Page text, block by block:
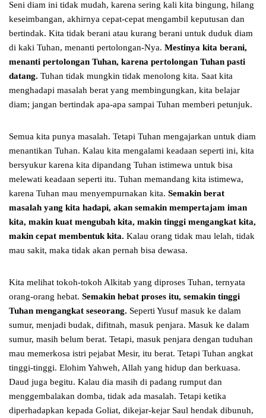
Seni diam ini tidak mudah, karena sering kali kita bingung, hilang
keseimbangan, akhirnya cepat-cepat mengambil keputusan dan
bertindak. Kita tidak berani atau kurang berani untuk duduk diam
di kaki Tuhan, menanti pertolongan-Nya. Mestinya kita berani,
menanti pertolongan Tuhan, karena pertolongan Tuhan pasti
datang. Tuhan tidak mungkin tidak menolong kita. Saat kita
menghadapi masalah berat yang membingungkan, kita belajar
diam; jangan bertindak apa-apa sampai Tuhan memberi petunjuk.
Semua kita punya masalah. Tetapi Tuhan mengajarkan untuk diam
menantikan Tuhan. Kalau kita mengalami keadaan seperti ini, kita
bersyukur karena kita dipandang Tuhan istimewa untuk bisa
melewati keadaan seperti itu. Tuhan memandang kita istimewa,
karena Tuhan mau menyempurnakan kita. Semakin berat
masalah yang kita hadapi, akan semakin mempertajam iman
kita, makin kuat mengubah kita, makin tinggi mengangkat kita,
makin cepat membentuk kita. Kalau orang tidak mau lelah, tidak
mau sakit, maka tidak akan pernah bisa dewasa.
Kita melihat tokoh-tokoh Alkitab yang diproses Tuhan, ternyata
orang-orang hebat. Semakin hebat proses itu, semakin tinggi
Tuhan mengangkat seseorang. Seperti Yusuf masuk ke dalam
sumur, menjadi budak, difitnah, masuk penjara. Masuk ke dalam
sumur, masih belum berat. Tetapi, masuk penjara dengan tuduhan
mau memerkosa istri pejabat Mesir, itu berat. Tetapi Tuhan angkat
tinggi-tinggi. Elohim Yahweh, Allah yang hidup dan berkuasa.
Daud juga begitu. Kalau dia masih di padang rumput dan
menggembalakan domba, tidak ada masalah. Tetapi ketika
diperhadapkan kepada Goliat, dikejar-kejar Saul hendak dibunuh,